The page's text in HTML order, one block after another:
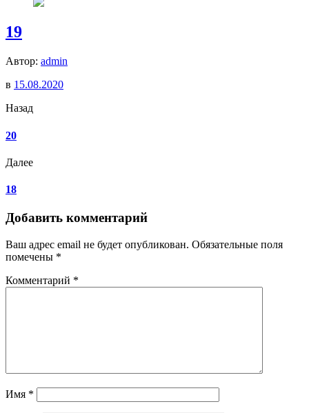
19
Автор: admin
в 15.08.2020
Назад
20
Далее
18
Добавить комментарий
Ваш адрес email не будет опубликован. Обязательные поля
помечены *
Комментарий *
Имя *